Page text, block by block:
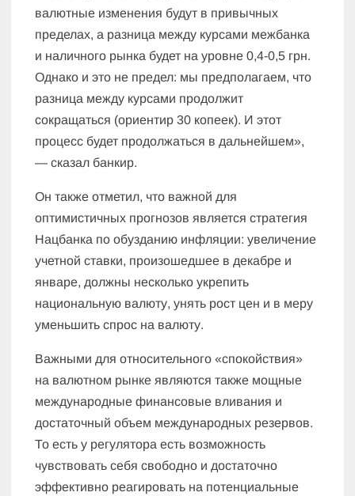
валютные изменения будут в привычных
пределах, а разница между курсами межбанка
и наличного рынка будет на уровне 0,4-0,5 грн.
Однако и это не предел: мы предполагаем, что
разница между курсами продолжит
сокращаться (ориентир 30 копеек). И этот
процесс будет продолжаться в дальнейшем»,
— сказал банкир.
Он также отметил, что важной для
оптимистичных прогнозов является стратегия
Нацбанка по обузданию инфляции: увеличение
учетной ставки, произошедшее в декабре и
январе, должны несколько укрепить
национальную валюту, унять рост цен и в меру
уменьшить спрос на валюту.
Важными для относительного «спокойствия»
на валютном рынке являются также мощные
международные финансовые вливания и
достаточный объем международных резервов.
То есть у регулятора есть возможность
чувствовать себя свободно и достаточно
эффективно реагировать на потенциальные